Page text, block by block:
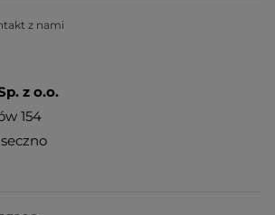
z nami
z o.o.
154